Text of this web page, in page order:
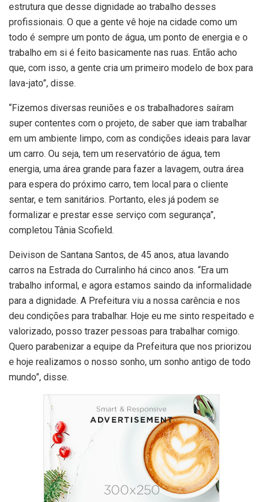
estrutura que desse dignidade ao trabalho desses
profissionais. O que a gente vê hoje na cidade como um
todo é sempre um ponto de água, um ponto de energia e o
trabalho em si é feito basicamente nas ruas. Então acho
que, com isso, a gente cria um primeiro modelo de box para
lava-jato”, disse.
“Fizemos diversas reuniões e os trabalhadores saíram
super contentes com o projeto, de saber que iam trabalhar
em um ambiente limpo, com as condições ideais para lavar
um carro. Ou seja, tem um reservatório de água, tem
energia, uma área grande para fazer a lavagem, outra área
para espera do próximo carro, tem local para o cliente
sentar, e tem sanitários. Portanto, eles já podem se
formalizar e prestar esse serviço com segurança”,
completou Tânia Scofield.
Deivison de Santana Santos, de 45 anos, atua lavando
carros na Estrada do Curralinho há cinco anos. “Era um
trabalho informal, e agora estamos saindo da informalidade
para a dignidade. A Prefeitura viu a nossa carência e nos
deu condições para trabalhar. Hoje eu me sinto respeitado e
valorizado, posso trazer pessoas para trabalhar comigo.
Quero parabenizar a equipe da Prefeitura que nos priorizou
e hoje realizamos o nosso sonho, um sonho antigo de todo
mundo”, disse.